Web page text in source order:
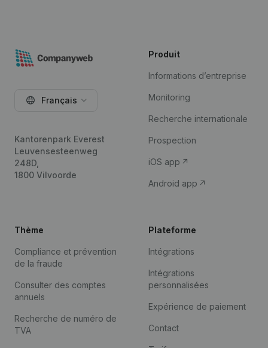
Français
Kantorenpark Everest
Leuvensesteenweg
248D,
1800 Vilvoorde
Produit
Informations d’entreprise
Monitoring
Recherche internationale
Prospection
iOS app
Android app
Thème
Compliance et prévention
de la fraude
Consulter des comptes
annuels
Recherche de numéro de
TVA
Plateforme
Intégrations
Intégrations
personnalisées
Expérience de paiement
Contact